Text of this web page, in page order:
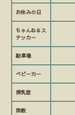
お休みの日
ちゃんねるス
テッカー
駐車場
ベビーカー
授乳室
席数